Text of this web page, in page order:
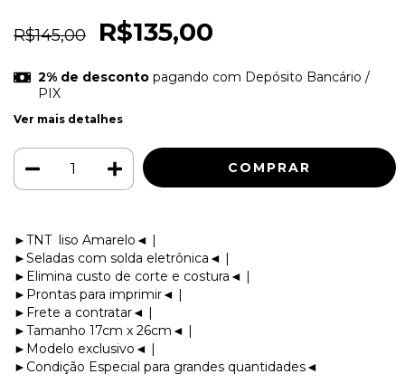
R$145,00 R$135,00
2% de descontopagando com Depósito Bancário /
PIX
Ver mais detalhes
►TNT liso Amarelo◄ |
►Seladas com solda eletrônica◄ |
►Elimina custo de corte e costura◄ |
►Prontas para imprimir◄ |
►Frete a contratar◄ |
►Tamanho 17cm x 26cm◄ |
►Modelo exclusivo◄ |
►Condição Especial para grandes quantidades◄